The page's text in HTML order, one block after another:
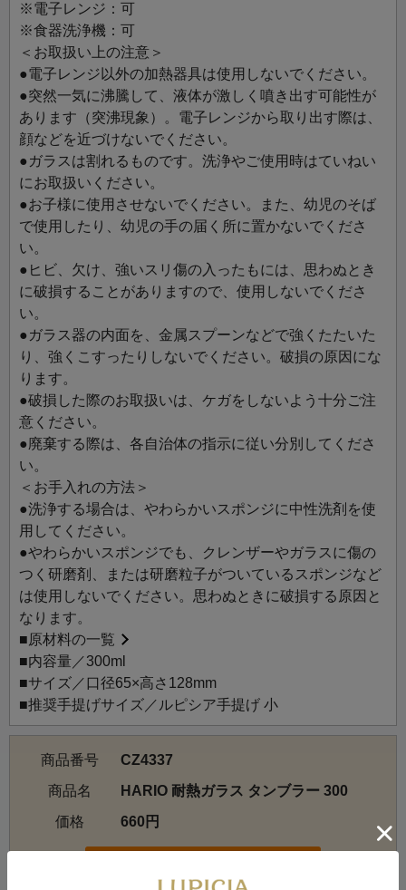
※電子レンジ：可
※食器洗浄機：可
＜お取扱い上の注意＞
●電子レンジ以外の加熱器具は使用しないでください。
●突然一気に沸騰して、液体が激しく噴き出す可能性が
あります（突沸現象）。電子レンジから取り出す際は、
顔などを近づけないでください。
●ガラスは割れるものです。洗浄やご使用時はていねい
にお取扱いください。
●お子様に使用させないでください。また、幼児のそば
で使用したり、幼児の手の届く所に置かないでくださ
い。
●ヒビ、欠け、強いスリ傷の入ったもには、思わぬとき
に破損することがありますので、使用しないでくださ
い。
●ガラス器の内面を、金属スプーンなどで強くたたいた
り、強くこすったりしないでください。破損の原因にな
ります。
●破損した際のお取扱いは、ケガをしないよう十分ご注
意ください。
●廃棄する際は、各自治体の指示に従い分別してくださ
い。
＜お手入れの方法＞
●洗浄する場合は、やわらかいスポンジに中性洗剤を使
用してください。
●やわらかいスポンジでも、クレンザーやガラスに傷の
つく研磨剤、または研磨粒子がついているスポンジなど
は使用しないでください。思わぬときに破損する原因と
なります。
■原材料の一覧
■内容量／300ml
■サイズ／口径65×高さ128mm
■推奨手提げサイズ／ルピシア手提げ 小
商品番号
CZ4337
商品名
HARIO 耐熱ガラス タンブラー 300
価格
660円